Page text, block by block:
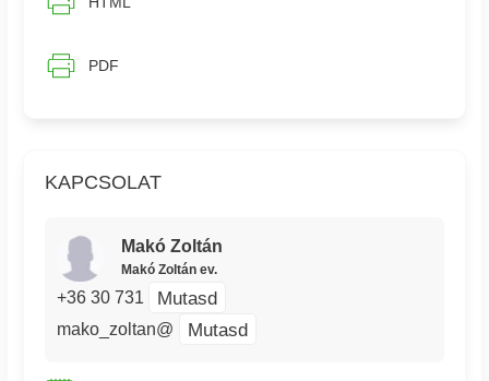
KAPCSOLAT
Makó Zoltán
Makó Zoltán ev.
+36 30 731 Mutasd
mako_zoltan@ Mutasd
PDF